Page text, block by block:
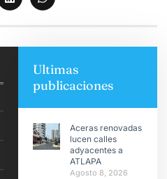
Ultimas
publicaciones
Aceras renovadas
lucen calles
adyacentes a
ATLAPA
Agosto 8, 2026